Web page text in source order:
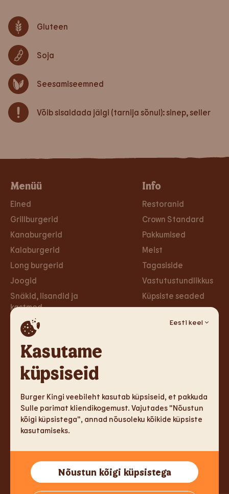
Kasutame
küpsiseid
Eesti keel
Burger Kingi veebileht kasutab küpsiseid, et pakkuda
Sulle parimat kliendikogemust. Vajutades "Nõustun
kõigi küpsistega", annad nõusoleku kõikide küpsiste
kasutamiseks.
Nõustun kõigi küpsistega
Gluteen
Soja
Seesamiseemned
Võib sisaldada jälgi (tarnija sõnul): sinep, seller
Menüü
Eined
Grillburgerid
Kanaburgerid
Kalaburgerid
Long burgerid
Joogid
Snäkid, lisandid ja
kastmed
Taimsed burgerid ja
wrapid
Magustoidud
Info
Restoranid
Crown Standard
Pakkumised
Meist
Tagasiside
Vastutustundlikkus
Küpsiste seaded
Privaa­tsus­poliitika
Ligipääsetavus
Tule tööle
Tule tööle
Facebook
Instagram
TM & Copyright 2026 Burger King Corporation. Kõik õigused
kaitstud.
Tallink Fast Food OÜ, Reg.kood 14775213, Sadama 5, 10111 Tallinn,